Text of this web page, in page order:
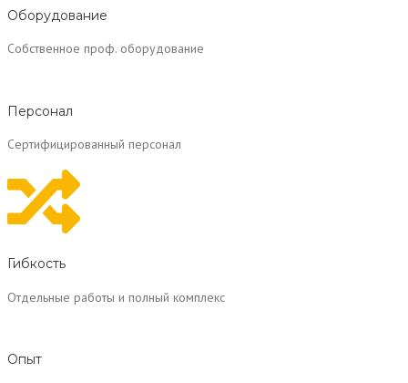
Оборудование
Собственное проф. оборудование
Персонал
Сертифицированный персонал
Гибкость
Отдельные работы и полный комплекс
Опыт